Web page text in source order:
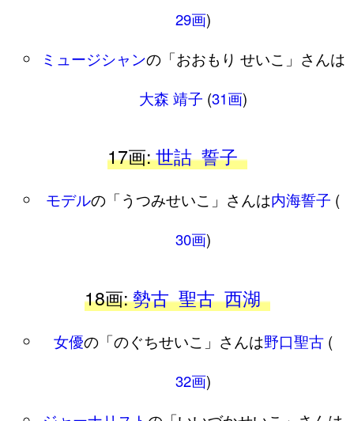
29画)
ミュージシャンの「おおもり せいこ」さんは
大森 靖子 (31画)
17画:世詁 誓子
モデルの「うつみせいこ」さんは内海誓子 (
30画)
18画:勢古 聖古 西湖
女優の「のぐちせいこ」さんは野口聖古(
32画)